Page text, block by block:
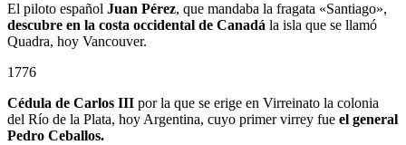
El piloto español Juan Pérez, que mandaba la fragata «Santiago»,
descubre en la costa occidental de Canadá la isla que se llamó
Quadra, hoy Vancouver.
1776
Cédula de Carlos III por la que se erige en Virreinato la colonia
del Río de la Plata, hoy Argentina, cuyo primer virrey fue el general
Pedro Ceballos.